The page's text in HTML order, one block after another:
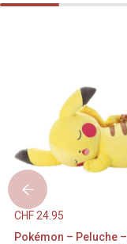
CHF 24.95
Pokémon – Peluche